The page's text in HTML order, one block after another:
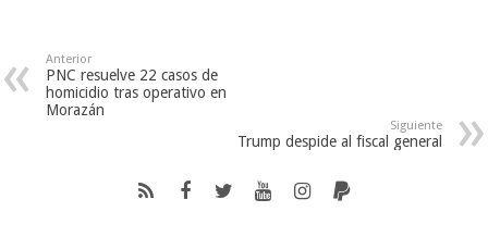
Anterior
PNC resuelve 22 casos de
homicidio tras operativo en
Morazán
Siguiente
Trump despide al fiscal general